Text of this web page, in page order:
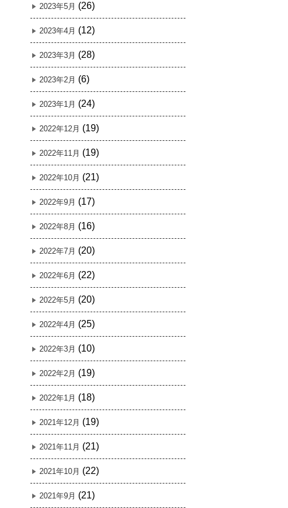
2023年5月 (26)
2023年4月 (12)
2023年3月 (28)
2023年2月 (6)
2023年1月 (24)
2022年12月 (19)
2022年11月 (19)
2022年10月 (21)
2022年9月 (17)
2022年8月 (16)
2022年7月 (20)
2022年6月 (22)
2022年5月 (20)
2022年4月 (25)
2022年3月 (10)
2022年2月 (19)
2022年1月 (18)
2021年12月 (19)
2021年11月 (21)
2021年10月 (22)
2021年9月 (21)